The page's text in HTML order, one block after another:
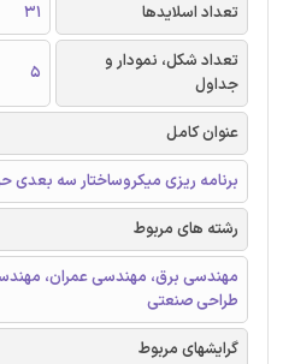
تعداد اسلایدها
31
تعداد شکل، نمودار و
جداول
5
عنوان کامل
برنامه ریزی میکروساختار سه بعدی
رشته های مربوط
مهندسی برق، مهندسی عمران،
طراحی صنعتی
گرایشهای مربوط